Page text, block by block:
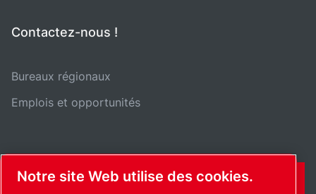
Contactez-nous !
Bureaux régionaux
Emplois et opportunités
CONTACT
Notre site Web utilise des cookies.